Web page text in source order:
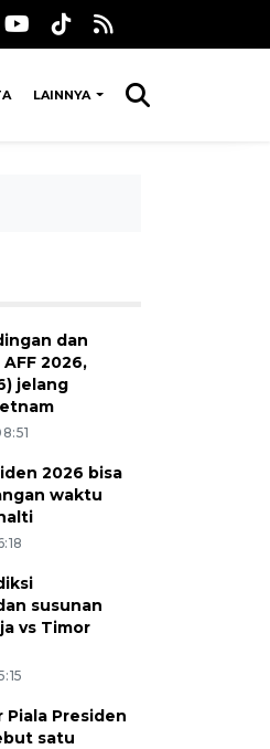
LAINNYA
dan
2026,
jelang
2026 bisa
waktu
susunan
vs Timor
Piala Presiden
satu